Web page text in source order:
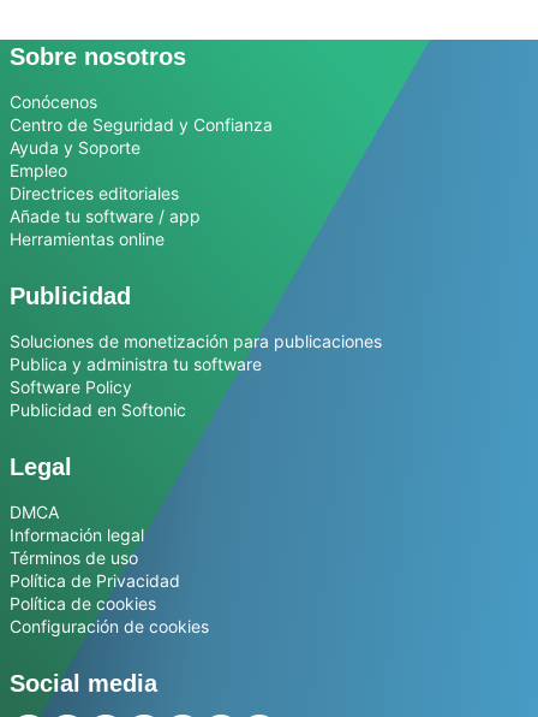
Sobre nosotros
Conócenos
Centro de Seguridad y Confianza
Ayuda y Soporte
Empleo
Directrices editoriales
Añade tu software / app
Herramientas online
Publicidad
Soluciones de monetización para publicaciones
Publica y administra tu software
Software Policy
Publicidad en Softonic
Legal
DMCA
Información legal
Términos de uso
Política de Privacidad
Política de cookies
Configuración de cookies
Social media